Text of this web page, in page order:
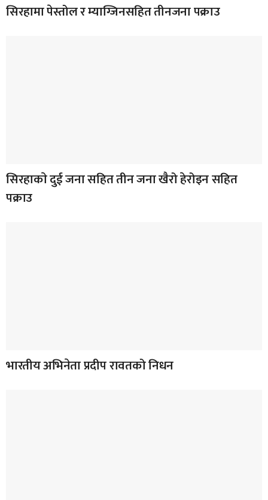
सिरहामा पेस्तोल र म्याग्जिनसहित तीनजना पक्राउ
सिरहाकाे दुई जना सहित तीन जना खैरो हेरोइन सहित
पक्राउ
भारतीय अभिनेता प्रदीप रावतको निधन